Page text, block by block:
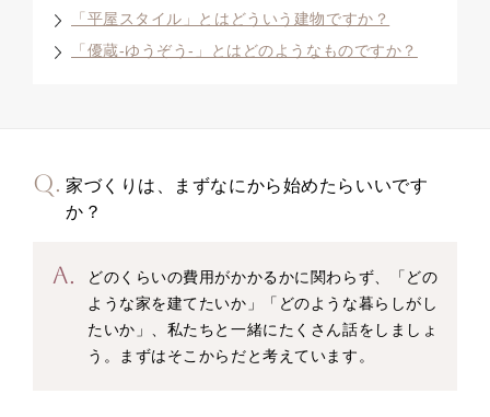
「平屋スタイル」とはどういう建物ですか？
「優蔵-ゆうぞう-」とはどのようなものですか？
家づくりは、まずなにから始めたらいいです
か？
どのくらいの費用がかかるかに関わらず、「どの
ような家を建てたいか」「どのような暮らしがし
たいか」、私たちと一緒にたくさん話をしましょ
う。まずはそこからだと考えています。